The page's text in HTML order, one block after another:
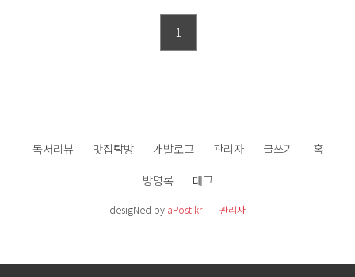
1
독서리뷰 맛집탐방 개발로그 관리자 글쓰기
홈
방명록
태그
desigNed by aPost.kr 관리자